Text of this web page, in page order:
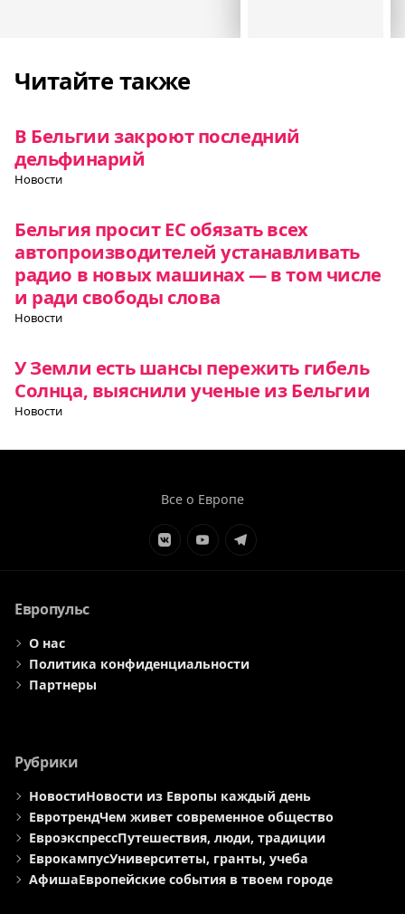
Читайте также
В Бельгии закроют последний
дельфинарий
Новости
Бельгия просит ЕС обязать всех
автопроизводителей устанавливать
радио в новых машинах — в том числе
и ради свободы слова
Новости
У Земли есть шансы пережить гибель
Солнца, выяснили ученые из Бельгии
Новости
Все о Европе
ЭлементЭлементЭлемент
Европульс
О нас
Политика конфиденциальности
Партнеры
Рубрики
НовостиНовости из Европы каждый день
ЕвротрендЧем живет современное общество
ЕвроэкспрессПутешествия, люди, традиции
ЕврокампусУниверситеты, гранты, учеба
АфишаЕвропейские события в твоем городе